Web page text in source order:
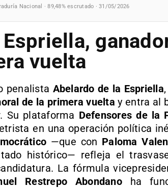
Nacional · 89,48% escrutado · 31/05/2026
Espriella,
vuelta
penalista Abelardo de la Espriella
de la primera vuelta y entra al
Su plataforma Defensores de la
en una operación política
—que con Paloma
histórico— refleja el
La fórmula
Restrepo Abondanoha